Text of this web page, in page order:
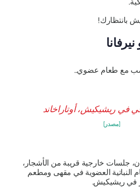
بانتظارك!
مع طعام عضوي..
[مصدر]
جلسات خارجية قريبة من الأشجار،
النباتية العضوية في مقهى ومطعم
في ريشيكيش.